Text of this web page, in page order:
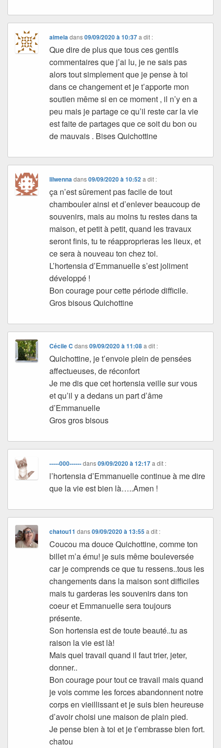
aimeladans09/09/2020 à 10:37 a dit :
Que dire de plus que tous ces gentils
commentaires que j’ai lu, je ne sais pas
alors tout simplement que je pense à toi
dans ce changement et je t’apporte mon
soutien même si en ce moment , il n’y en a
peu mais je partage ce qu’il reste car la vie
est faite de partages que ce soit du bon ou
de mauvais . Bises Quichottine
lilwennadans09/09/2020 à 10:52 a dit :
ça n’est sûrement pas facile de tout
chambouler ainsi et d’enlever beaucoup de
souvenirs, mais au moins tu restes dans ta
maison, et petit à petit, quand les travaux
seront finis, tu te réapproprieras les lieux, et
ce sera à nouveau ton chez toi.
L’hortensia d’Emmanuelle s’est joliment
développé !
Bon courage pour cette période difficile.
Gros bisous Quichottine
Cécile C dans09/09/2020 à 11:08 a dit :
Quichottine, je t’envoie plein de pensées
affectueuses, de réconfort
Je me dis que cet hortensia veille sur vous
et qu’il y a dedans un part d’âme
d’Emmanuelle
Gros gros bisous
-----000------dans09/09/2020 à 12:17 a dit :
l’hortensia d’Emmanuelle continue à me dire
que la vie est bien là…..Amen !
chatou11 dans09/09/2020 à 13:55 a dit :
Coucou ma douce Quichottine, comme ton
billet m’a ému! je suis même bouleversée
car je comprends ce que tu ressens..tous les
changements dans la maison sont difficiles
mais tu garderas les souvenirs dans ton
coeur et Emmanuelle sera toujours
présente.
Son hortensia est de toute beauté..tu as
raison la vie est là!
Mais quel travail quand il faut trier, jeter,
donner..
Bon courage pour tout ce travail mais quand
je vois comme les forces abandonnent notre
corps en vieillissant et je suis bien heureuse
d’avoir choisi une maison de plain pied.
Je pense bien à toi et je t’embrasse bien fort.
chatou